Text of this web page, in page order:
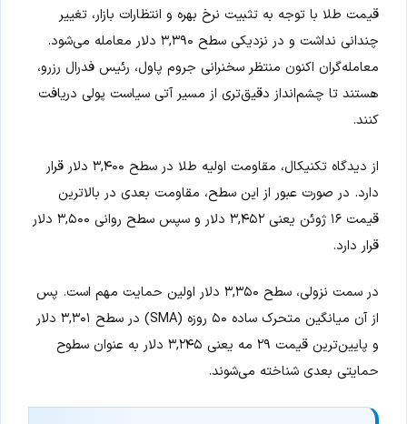
قیمت طلا با توجه به تثبیت نرخ بهره و انتظارات بازار، تغییر
چندانی نداشت و در نزدیکی سطح ۳,۳۹۰ دلار معامله می‌شود.
معامله‌گران اکنون منتظر سخنرانی جروم پاول، رئیس فدرال رزرو،
هستند تا چشم‌انداز دقیق‌تری از مسیر آتی سیاست پولی دریافت
کنند.
از دیدگاه تکنیکال، مقاومت اولیه طلا در سطح ۳,۴۰۰ دلار قرار
دارد. در صورت عبور از این سطح، مقاومت بعدی در بالاترین
قیمت ۱۶ ژوئن یعنی ۳,۴۵۲ دلار و سپس سطح روانی ۳,۵۰۰ دلار
قرار دارد.
در سمت نزولی، سطح ۳,۳۵۰ دلار اولین حمایت مهم است. پس
از آن میانگین متحرک ساده ۵۰ روزه (SMA) در سطح ۳,۳۰۱ دلار
و پایین‌ترین قیمت ۲۹ مه یعنی ۳,۲۴۵ دلار به عنوان سطوح
حمایتی بعدی شناخته می‌شوند.